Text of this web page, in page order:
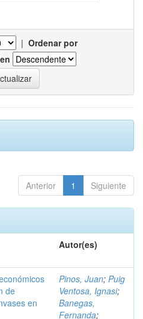
| Ordenar por
Anterior 1 Siguiente
Autor(es)
de
en
Pinos, Juan; Puig
Ventosa, Ignasi;
Banegas,
Fernanda;